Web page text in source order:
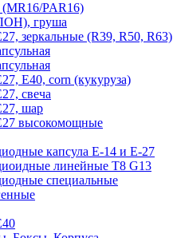
PAR16)
груша
зеркальные (R39, R50, R63)
Е40, corn (кукуруза)
свеча
шар
высокомощные
капсула Е-14 и Е-27
линейные T8 G13
специальные